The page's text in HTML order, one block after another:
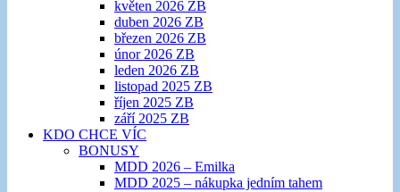
květen 2026 ZB
duben 2026 ZB
březen 2026 ZB
únor 2026 ZB
leden 2026 ZB
listopad 2025 ZB
říjen 2025 ZB
září 2025 ZB
KDO CHCE VÍC
BONUSY
MDD 2026 – Emilka
MDD 2025 – nákupka jedním tahem